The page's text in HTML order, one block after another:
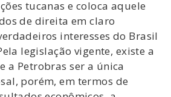
tucanas e coloca aquele
de direita em claro
interesses do Brasil
legislação vigente, existe a
a Petrobras ser a única
porém, em termos de